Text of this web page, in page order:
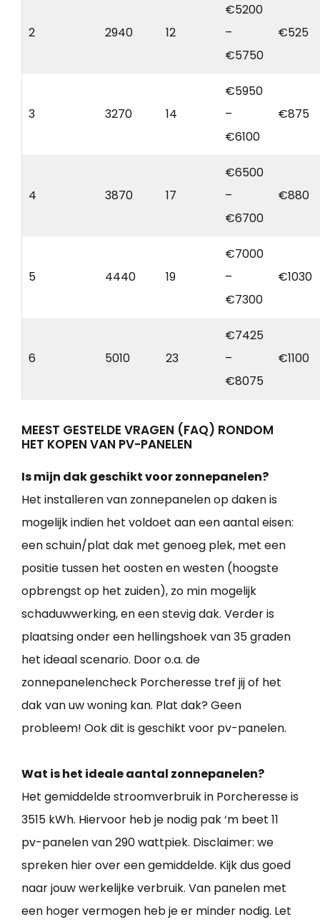
2 2940 12
€5200
–
€5750
€525
3 3270 14
€5950
–
€6100
€875
4 3870 17
€6500
–
€6700
€880
5 4440 19
€7000
–
€7300
€1030
6 5010 23
€7425
–
€8075
€1100
MEEST GESTELDE VRAGEN (FAQ) RONDOM
HET KOPEN VAN PV-PANELEN
Is mijn dak geschikt voor zonnepanelen?
Het installeren van zonnepanelen op daken is
mogelijk indien het voldoet aan een aantal eisen:
een schuin/plat dak met genoeg plek, met een
positie tussen het oosten en westen (hoogste
opbrengst op het zuiden), zo min mogelijk
schaduwwerking, en een stevig dak. Verder is
plaatsing onder een hellingshoek van 35 graden
het ideaal scenario. Door o.a. de
zonnepanelencheck Porcheresse tref jij of het
dak van uw woning kan. Plat dak? Geen
probleem! Ook dit is geschikt voor pv-panelen.
Wat is het ideale aantal zonnepanelen?
Het gemiddelde stroomverbruik in Porcheresse is
3515 kWh. Hiervoor heb je nodig pak ‘m beet 11
pv-panelen van 290 wattpiek. Disclaimer: we
spreken hier over een gemiddelde. Kijk dus goed
naar jouw werkelijke verbruik. Van panelen met
een hoger vermogen heb je er minder nodig. Let